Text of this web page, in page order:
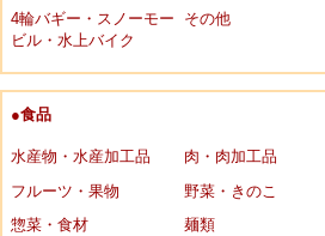
4輪バギー・スノーモー
ビル・水上バイク
その他
●食品
水産物・水産加工品
肉・肉加工品
フルーツ・果物
野菜・きのこ
惣菜・食材
麺類